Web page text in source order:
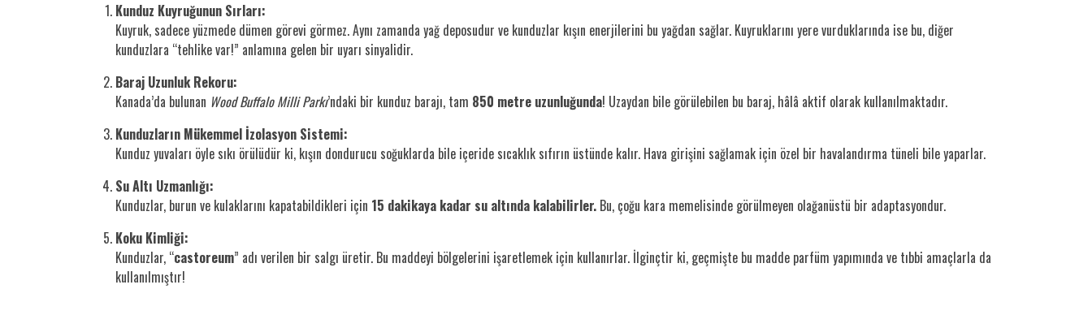
Kunduz Kuyruğunun Sırları:
Kuyruk, sadece yüzmede dümen görevi görmez. Aynı zamanda yağ deposudur ve kunduzlar kışın enerjilerini bu yağdan sağlar. Kuyruklarını yere vurduklarında ise bu, diğer
kunduzlara “tehlike var!” anlamına gelen bir uyarı sinyalidir.
Baraj Uzunluk Rekoru:
Kanada’da bulunan Wood Buffalo Milli Parkı’ndaki bir kunduz barajı, tam 850 metre uzunluğunda! Uzaydan bile görülebilen bu baraj, hâlâ aktif olarak kullanılmaktadır.
Kunduzların Mükemmel İzolasyon Sistemi:
Kunduz yuvaları öyle sıkı örülüdür ki, kışın dondurucu soğuklarda bile içeride sıcaklık sıfırın üstünde kalır. Hava girişini sağlamak için özel bir havalandırma tüneli bile yaparlar.
Su Altı Uzmanlığı:
Kunduzlar, burun ve kulaklarını kapatabildikleri için 15 dakikaya kadar su altında kalabilirler. Bu, çoğu kara memelisinde görülmeyen olağanüstü bir adaptasyondur.
Koku Kimliği:
Kunduzlar, “castoreum” adı verilen bir salgı üretir. Bu maddeyi bölgelerini işaretlemek için kullanırlar. İlginçtir ki, geçmişte bu madde parfüm yapımında ve tıbbi amaçlarla da
kullanılmıştır!